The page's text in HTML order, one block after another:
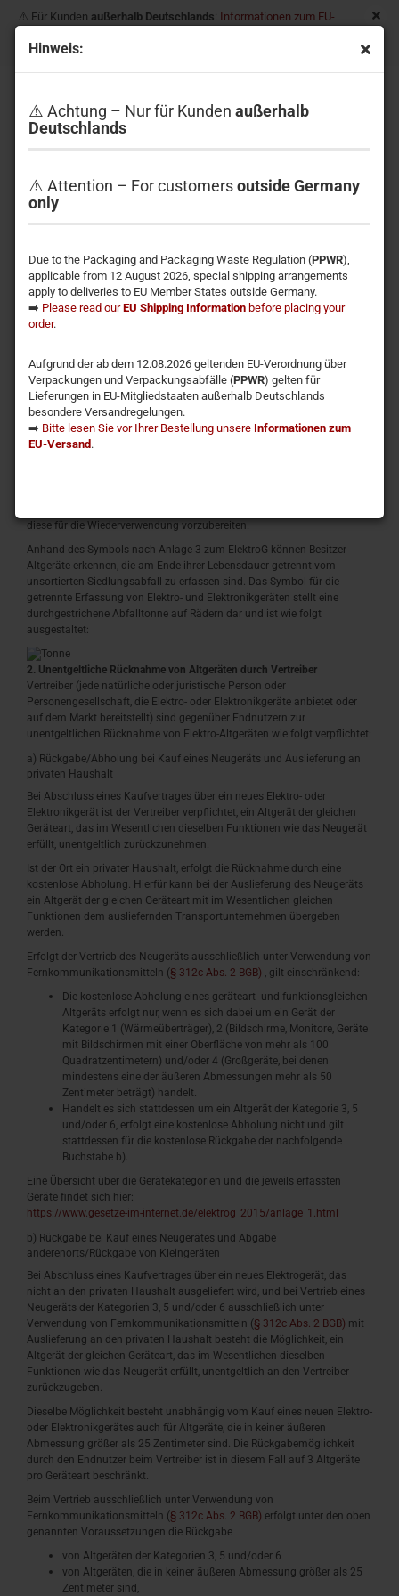
Hinweis:
⚠️ Achtung – Nur für Kunden außerhalb
Deutschlands
⚠️ Attention – For customersoutside Germany
only
Due to the Packaging and Packaging Waste Regulation (PPWR),
applicable from 12 August 2026, special shipping arrangements
apply to deliveries to EU Member States outside Germany.
➡️ Please read ourEU Shipping Information before placing your
order.
Aufgrund der ab dem 12.08.2026 geltenden EU-Verordnung über
Verpackungen und Verpackungsabfälle (PPWR) gelten für
Lieferungen in EU-Mitgliedstaaten außerhalb Deutschlands
besondere Versandregelungen.
➡️ Bitte lesen Sie vor Ihrer Bestellung unsere Informationen zum
EU-Versand .
⚠️ Für Kunden außerhalb Deutschlands: Informationen zum EU-
wichtigen Hinweise im Interesse einer umweltgerechten Entsorgung von
Altgeräten sowie Ihrer eigenen Sicherheit.
1. Hinweise zur Entsorgung von Elektro- und Elektronik(alt)geräten und
Besitzer von Altgeräten haben diese einer vom unsortierten
Siedlungsabfall getrennten Erfassung zuzuführen. Elektro- und
Elektronikaltgeräte dürfen daher nicht als unsortierter Siedlungsabfall
beseitigt werden und gehören insbesondere nicht in den Hausmüll.
Besitzer von Altgeräten haben zudem Altbatterien und
Altakkumulatoren, die nicht vom Altgerät umschlossen sind, sowie
Lampen, die zerstörungsfrei aus dem Altgerät entnommen werden
können, vor der Abgabe an einer Erfassungsstelle von diesem zu
trennen.
diese für die Wiederverwendung vorzubereiten.
Anhand des Symbols nach Anlage 3 zum ElektroG können Besitzer
Altgeräte erkennen, die am Ende ihrer Lebensdauer getrennt vom
unsortierten Siedlungsabfall zu erfassen sind. Das Symbol für die
getrennte Erfassung von Elektro- und Elektronikgeräten stellt eine
durchgestrichene Abfalltonne auf Rädern dar und ist wie folgt
ausgestaltet:
2. Unentgeltliche Rücknahme von Altgeräten durch Vertreiber
Vertreiber (jede natürliche oder juristische Person oder
Personengesellschaft, die Elektro- oder Elektronikgeräte anbietet oder
auf dem Markt bereitstellt) sind gegenüber Endnutzern zur
unentgeltlichen Rücknahme von Elektro-Altgeräten wie folgt verpflichtet:
a) Rückgabe/Abholung bei Kauf eines Neugeräts und Auslieferung an
privaten Haushalt
Bei Abschluss eines Kaufvertrages über ein neues Elektro- oder
Elektronikgerät ist der Vertreiber verpflichtet, ein Altgerät der gleichen
Geräteart, das im Wesentlichen dieselben Funktionen wie das Neugerät
erfüllt, unentgeltlich zurückzunehmen.
Ist der Ort ein privater Haushalt, erfolgt die Rücknahme durch eine
kostenlose Abholung. Hierfür kann bei der Auslieferung des Neugeräts
ein Altgerät der gleichen Geräteart mit im Wesentlichen gleichen
Funktionen dem ausliefernden Transportunternehmen übergeben
werden.
Erfolgt der Vertrieb des Neugeräts ausschließlich unter Verwendung von
Fernkommunikationsmitteln (§ 312c Abs. 2 BGB) , gilt einschränkend:
Die kostenlose Abholung eines geräteart- und funktionsgleichen
Altgeräts erfolgt nur, wenn es sich dabei um ein Gerät der
Kategorie 1 (Wärmeüberträger), 2 (Bildschirme, Monitore, Geräte
mit Bildschirmen mit einer Oberfläche von mehr als 100
Quadratzentimetern) und/oder 4 (Großgeräte, bei denen
mindestens eine der äußeren Abmessungen mehr als 50
Zentimeter beträgt) handelt.
Handelt es sich stattdessen um ein Altgerät der Kategorie 3, 5
und/oder 6, erfolgt eine kostenlose Abholung nicht und gilt
stattdessen für die kostenlose Rückgabe der nachfolgende
Buchstabe b).
Eine Übersicht über die Gerätekategorien und die jeweils erfassten
Geräte findet sich hier:
https://www.gesetze-im-internet.de/elektrog_2015/anlage_1.html
b) Rückgabe bei Kauf eines Neugerätes und Abgabe
anderenorts/Rückgabe von Kleingeräten
Bei Abschluss eines Kaufvertrages über ein neues Elektrogerät, das
nicht an den privaten Haushalt ausgeliefert wird, und bei Vertrieb eines
Neugeräts der Kategorien 3, 5 und/oder 6 ausschließlich unter
Verwendung von Fernkommunikationsmitteln (§ 312c Abs. 2 BGB) mit
Auslieferung an den privaten Haushalt besteht die Möglichkeit, ein
Altgerät der gleichen Geräteart, das im Wesentlichen dieselben
Funktionen wie das Neugerät erfüllt, unentgeltlich an den Vertreiber
zurückzugeben.
Dieselbe Möglichkeit besteht unabhängig vom Kauf eines neuen Elektro-
oder Elektronikgerätes auch für Altgeräte, die in keiner äußeren
Abmessung größer als 25 Zentimeter sind. Die Rückgabemöglichkeit
durch den Endnutzer beim Vertreiber ist in diesem Fall auf 3 Altgeräte
pro Geräteart beschränkt.
Beim Vertrieb ausschließlich unter Verwendung von
Fernkommunikationsmitteln (§ 312c Abs. 2 BGB) erfolgt unter den oben
genannten Voraussetzungen die Rückgabe
von Altgeräten der Kategorien 3, 5 und/oder 6
von Altgeräten, die in keiner äußeren Abmessung größer als 25
Zentimeter sind,